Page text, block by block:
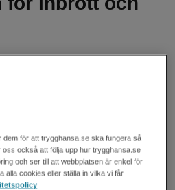
kan vara både dyrt
att dokumentera
hem och samarbeta
du minska risken för
du tips och råd om
– från att hålla
förebygga inbrott i
dem för att trygghansa.se ska fungera så
oss också att följa upp hur trygghansa.se
och ser till att webbplatsen är enkel för
alla cookies eller ställa in vilka vi får